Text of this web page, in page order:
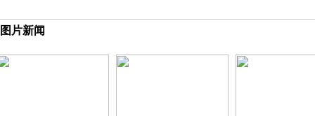
图片新闻